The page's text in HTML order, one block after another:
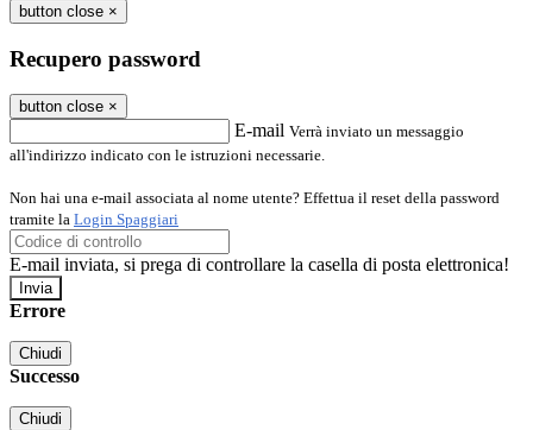
button close ×
Recupero password
button close ×
E-mail Verrà inviato un messaggio
all'indirizzo indicato con le istruzioni necessarie.
Non hai una e-mail associata al nome utente? Effettua il reset della password
tramite la Login Spaggiari
E-mail inviata, si prega di controllare la casella di posta elettronica!
Errore
Chiudi
Successo
Chiudi